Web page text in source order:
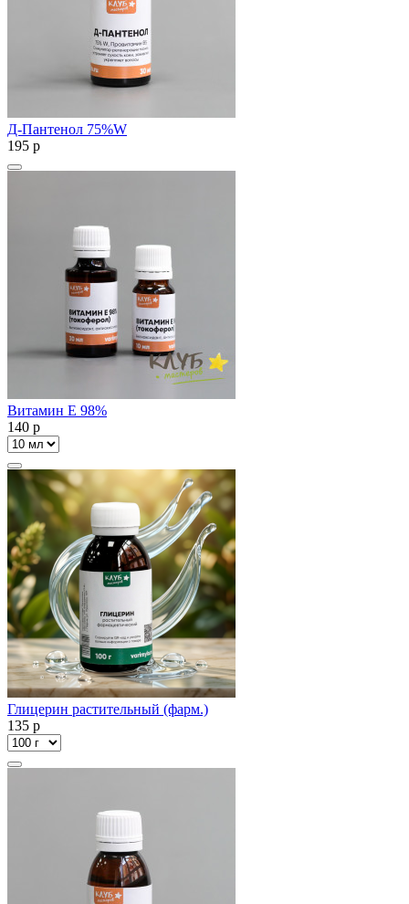
Д-Пантенол 75%W
195 p
Витамин Е 98%
140 p
Глицерин растительный (фарм.)
135 p